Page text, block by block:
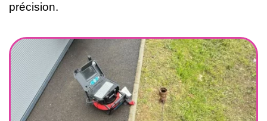
précision.